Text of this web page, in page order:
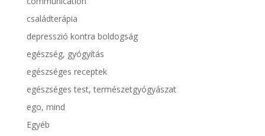
családterápia
depresszió kontra boldogság
egészség, gyógyítás
egészséges receptek
egészséges test, természetgyógyászat
ego, mind
Egyéb